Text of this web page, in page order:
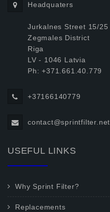
Headquaters
Jurkalnes Street 15/25
Zegmales District
Riga
LV - 1046 Latvia
Ph: +371.661.40.779
+37166140779
contact@sprintfilter.net
USEFUL LINKS
Why Sprint Filter?
Replacements